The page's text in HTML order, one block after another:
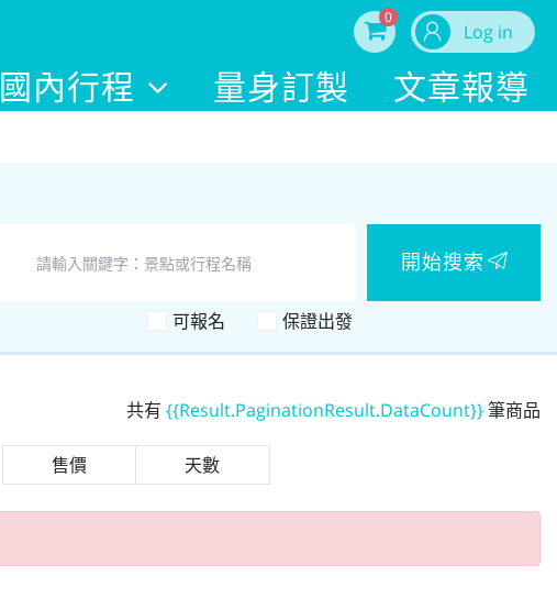
0
Log in
國內行程 量身訂製 文章報導
可報名 保證出發
開始搜索
共有 {{Result.PaginationResult.DataCount}}筆商品
售價 天數